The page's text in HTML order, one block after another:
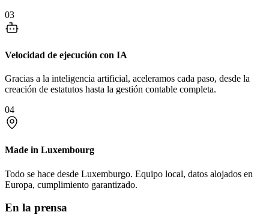
03
Velocidad de ejecución con IA
Gracias a la inteligencia artificial, aceleramos cada paso, desde la
creación de estatutos hasta la gestión contable completa.
04
Made in Luxembourg
Todo se hace desde Luxemburgo. Equipo local, datos alojados en
Europa, cumplimiento garantizado.
En la prensa